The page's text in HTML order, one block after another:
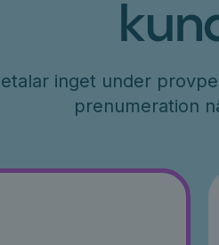
inget under
prenumeration